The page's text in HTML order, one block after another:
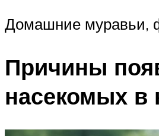
Домашние муравьи,
Причины
насекомых в